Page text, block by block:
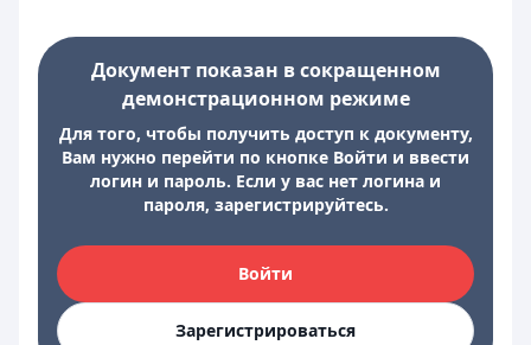
Документ показан в сокращенном
демонстрационном режиме
Для того, чтобы получить доступ к документу,
Вам нужно перейти по кнопке Войти и ввести
логин и пароль. Если у вас нет логина и
пароля, зарегистрируйтесь.
Войти
Зарегистрироваться